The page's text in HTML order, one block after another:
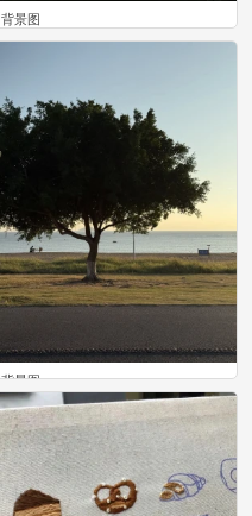
背景图
0
背景图
0